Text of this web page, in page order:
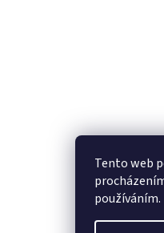
Tento web
používáním.